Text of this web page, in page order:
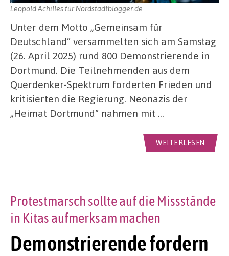
Leopold Achilles für Nordstadtblogger.de
Unter dem Motto „Gemeinsam für
Deutschland“ versammelten sich am Samstag
(26. April 2025) rund 800 Demonstrierende in
Dortmund. Die Teilnehmenden aus dem
Querdenker-Spektrum forderten Frieden und
kritisierten die Regierung. Neonazis der
„Heimat Dortmund“ nahmen mit …
WEITERLESEN
Demonstrierende fordern
Protestmarsch sollte auf die Missstände
in Kitas aufmerksam machen